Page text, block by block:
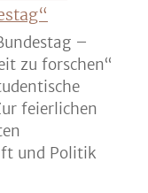
–
zu forschen“
feierlichen
und Politik